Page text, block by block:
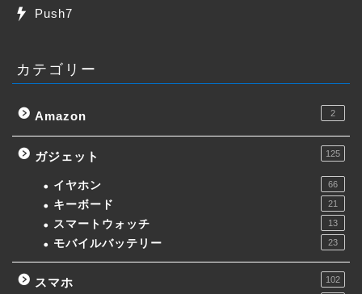
Push7
カテゴリー
Amazon 2
ガジェット 125
イヤホン 66
キーボード 21
スマートウォッチ 13
モバイルバッテリー 23
スマホ 102